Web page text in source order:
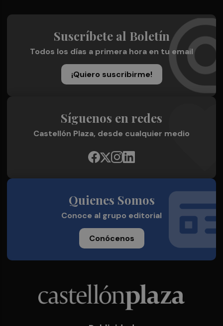
Suscríbete al Boletín
Todos los días a primera hora en tu email
¡Quiero suscribirme!
Síguenos en redes
Castellón Plaza, desde cualquier medio
Quienes Somos
Conoce al grupo editorial
Conócenos